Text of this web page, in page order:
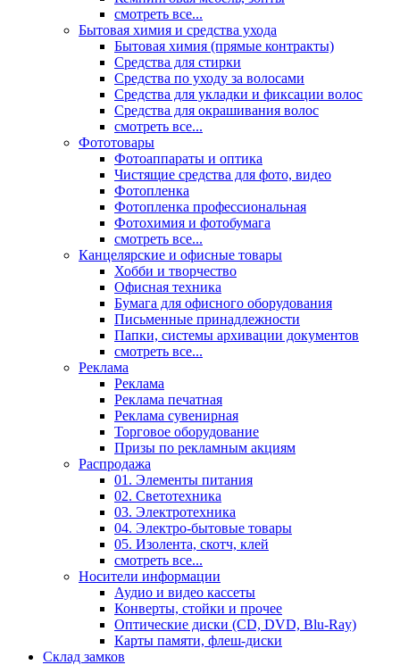
смотреть все...
Бытовая химия и средства ухода
Бытовая химия (прямые контракты)
Средства для стирки
Средства по уходу за волосами
Средства для укладки и фиксации волос
Средства для окрашивания волос
смотреть все...
Фототовары
Фотоаппараты и оптика
Чистящие средства для фото, видео
Фотопленка
Фотопленка профессиональная
Фотохимия и фотобумага
смотреть все...
Канцелярские и офисные товары
Хобби и творчество
Офисная техника
Бумага для офисного оборудования
Письменные принадлежности
Папки, системы архивации документов
смотреть все...
Реклама
Реклама
Реклама печатная
Реклама сувенирная
Торговое оборудование
Призы по рекламным акциям
Распродажа
01. Элементы питания
02. Светотехника
03. Электротехника
04. Электро-бытовые товары
05. Изолента, скотч, клей
смотреть все...
Носители информации
Аудио и видео кассеты
Конверты, стойки и прочее
Оптические диски (CD, DVD, Blu-Ray)
Карты памяти, флеш-диски
Склад замков